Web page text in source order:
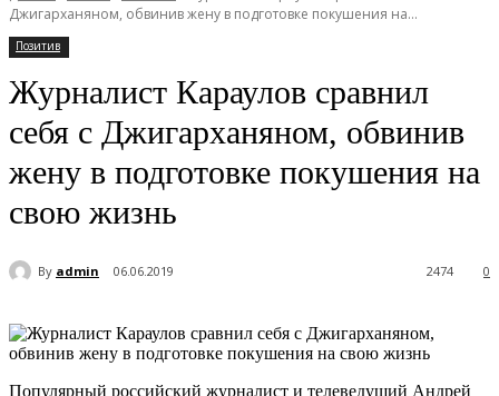
Джигарханяном, обвинив жену в подготовке покушения на...
Позитив
Журналист Караулов сравнил
себя с Джигарханяном, обвинив
жену в подготовке покушения на
свою жизнь
By admin 06.06.2019 0
2474
Популярный российский журналист и телеведущий Андрей